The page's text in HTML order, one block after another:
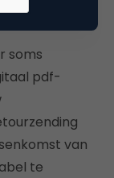
soms
pdf-
van
te